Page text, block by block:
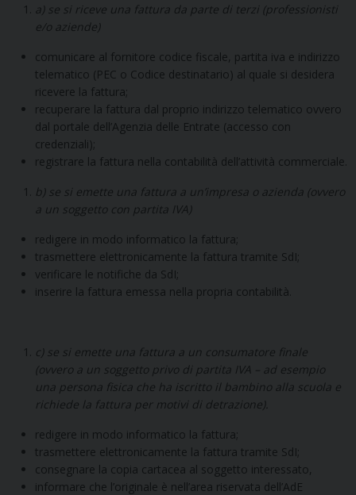
a) se si riceve una fattura da parte di terzi (professionisti
e/o aziende)
comunicare al fornitore codice fiscale, partita iva e indirizzo
telematico (PEC o Codice destinatario) al quale si desidera
ricevere la fattura;
recuperare la fattura dal proprio indirizzo telematico ovvero
dal portale dell’Agenzia delle Entrate (accesso con
credenziali);
registrare la fattura nella contabilità dell’attività commerciale.
b) se si emette una fattura a un’impresa o azienda (ovvero
a un soggetto con partita IVA)
redigere in modo informatico la fattura;
trasmettere elettronicamente la fattura tramite SdI;
verificare le notifiche da SdI;
inserire la fattura emessa nella propria contabilità.
c) se si emette una fattura a un consumatore finale
(ovvero a un soggetto privo di partita IVA – ad esempio
una persona fisica che ha iscritto il bambino alla scuola e
richiede la fattura per motivi di detrazione).
redigere in modo informatico la fattura;
trasmettere elettronicamente la fattura tramite SdI;
consegnare la copia cartacea al soggetto interessato,
informare che l’originale è nell’area riservata dell’AdE